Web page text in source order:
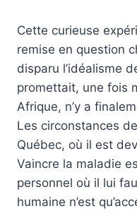
Cette curieuse
remise en question
disparu l’idéalisme
promettait, une fois
Afrique, n’y a
Les circonstances
Québec, où il est
Vaincre la maladie
personnel où il lui
humaine n’est